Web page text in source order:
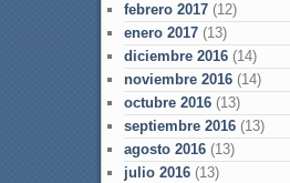
febrero 2017(12)
enero 2017(13)
diciembre 2016(14)
noviembre 2016(14)
octubre 2016(13)
septiembre 2016(13)
agosto 2016(13)
julio 2016(13)